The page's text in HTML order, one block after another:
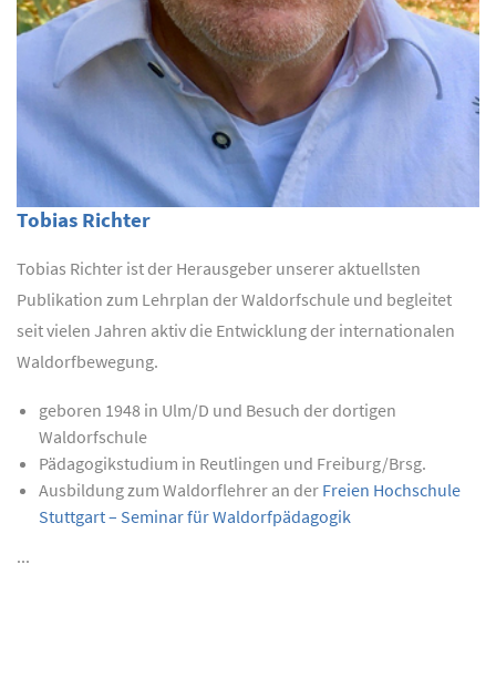
Tobias Richter
Tobias Richter ist der Herausgeber unserer aktuellsten
Publikation zum Lehrplan der Waldorfschule und begleitet
seit vielen Jahren aktiv die Entwicklung der internationalen
Waldorfbewegung.
geboren 1948 in Ulm/D und Besuch der dortigen
Waldorfschule
Pädagogikstudium in Reutlingen und Freiburg/Brsg.
Ausbildung zum Waldorflehrer an der Freien Hochschule
Stuttgart – Seminar für Waldorfpädagogik
...